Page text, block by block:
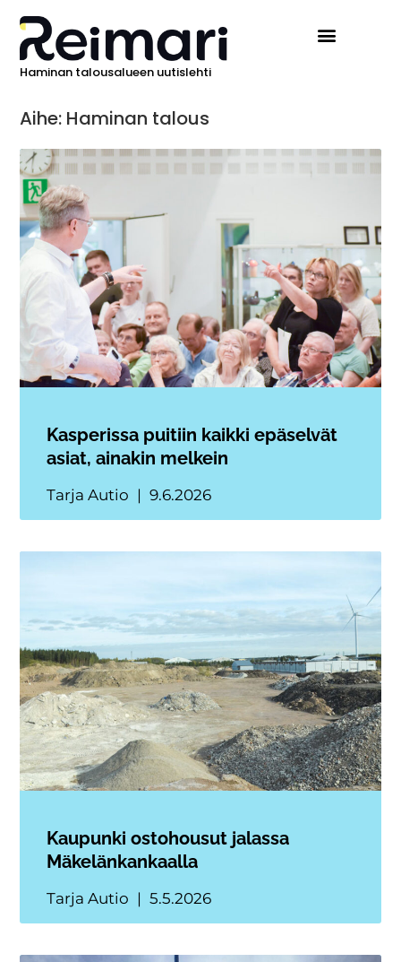
Haminan talousalueen uutislehti
Aihe: Haminan talous
Kasperissa puitiin kaikki epäselvät
asiat, ainakin melkein
Tarja Autio 9.6.2026
Kaupunki ostohousut jalassa
Mäkelänkankaalla
Tarja Autio 5.5.2026